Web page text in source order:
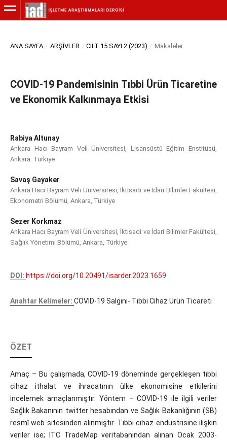
ANA SAYFA / ARŞIVLER / CILT 15 SAYI 2 (2023) / Makaleler
COVID-19 Pandemisinin Tıbbi Ürün Ticaretine
ve Ekonomik Kalkınmaya Etkisi
Rabiya Altunay
Ankara Hacı Bayram Veli Üniversitesi, Lisansüstü Eğitim Enstitüsü,
Ankara. Türkiye
Savaş Gayaker
Ankara Hacı Bayram Veli Üniversitesi, İktisadi ve İdari Bilimler Fakültesi,
Ekonometri Bölümü, Ankara, Türkiye
Sezer Korkmaz
Ankara Hacı Bayram Veli Üniversitesi, İktisadi ve İdari Bilimler Fakültesi,
Sağlık Yönetimi Bölümü, Ankara, Türkiye
DOI: https://doi.org/10.20491/isarder.2023.1659
Anahtar Kelimeler: COVID-19 Salgını- Tıbbi Cihaz Ürün Ticareti
ÖZET
Amaç – Bu çalışmada, COVID-19 döneminde gerçekleşen tıbbi
cihaz ithalat ve ihracatının ülke ekonomisine etkilerini
incelemek amaçlanmıştır. Yöntem – COVID-19 ile ilgili veriler
Sağlık Bakanının twitter hesabından ve Sağlık Bakanlığının (SB)
resmî web sitesinden alınmıştır. Tıbbi cihaz endüstrisine ilişkin
veriler ise; ITC TradeMap veritabanından alınan Ocak 2003-